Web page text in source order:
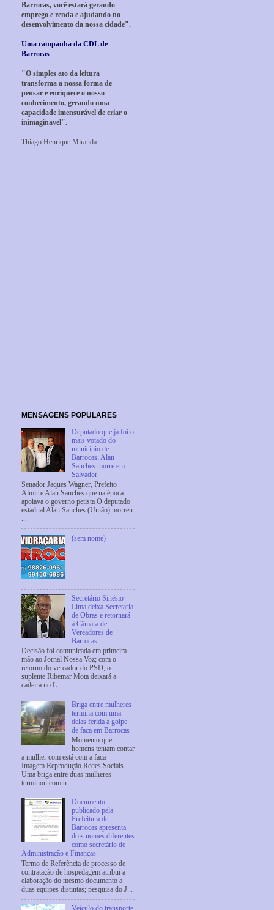
Barrocas, você estará gerando
emprego e renda e ajudando no
desenvolvimento da nossa cidade".
Uma campanha da CDL de
Barrocas
"O simples ato da leitura
transforma a nossa forma de
pensar e enriquece o nosso
conhecimento, gerando uma
capacidade imensurável de criar o
inimaginavel".
Thiago Henrique Miranda
MENSAGENS POPULARES
Deputado que já foi o
mais votado do
município de
Barrocas, Alan
Sanches morre em
Salvador
Senador Jaques Wagner, Prefeito
Almir e Alan Sanches que na época
apoiava o governo petista O deputado
estadual Alan Sanches (União) morreu
...
(sem nome)
Secretário Sinésio
Lima deixa Secretaria
de Obras e retornará
à Câmara de
Vereadores de
Barrocas
Decisão foi comunicada em primeira
mão ao Jornal Nossa Voz; com o
retorno do vereador do PSD, o
suplente Ribemar Mota deixará a
cadeira no L...
Briga entre mulheres
termina com uma
delas ferida a golpe
de faca em Barrocas
Momento que
homens tentam contar
a mulher com está com a faca -
Imagem Reprodução Redes Sociais
Uma briga entre duas mulheres
terminou com u...
Documento
publicado pela
Prefeitura de
Barrocas apresenta
dois nomes diferentes
como secretário de
Administração e Finanças
Termo de Referência de processo de
contratação de hospedagem atribui a
elaboração do mesmo documento a
duas equipes distintas; pesquisa do J...